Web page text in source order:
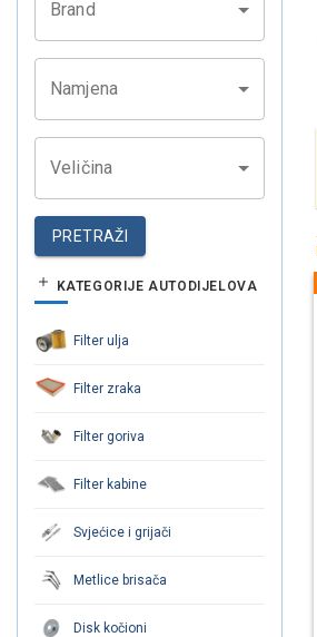
Brand
Namjena
Veličina
PRETRAŽI
KATEGORIJE AUTODIJELOVA
Filter ulja
Filter zraka
Filter goriva
Filter kabine
Svjećice i grijači
Metlice brisača
Disk kočioni